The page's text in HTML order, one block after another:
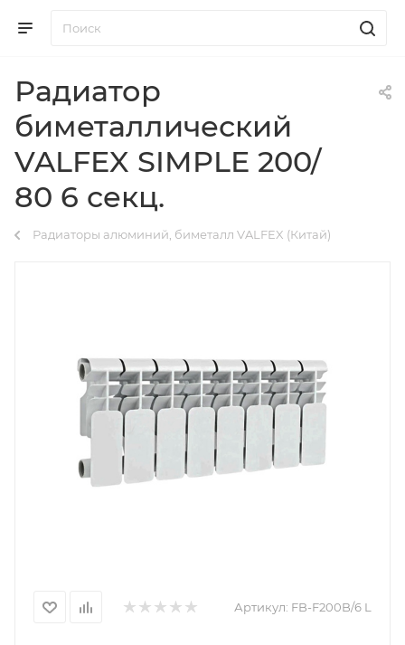
Радиатор
биметаллический
VALFEX SIMPLE 200/
80 6 секц.
Радиаторы алюминий, биметалл VALFEX (Китай)
Артикул: FB-F200B/6 L